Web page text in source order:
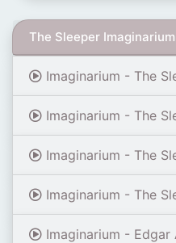
The Sleeper Imaginarium
Imaginarium - The
Imaginarium - The
Imaginarium - The
Imaginarium - The
Imaginarium - Edgar Allan Poe -Three poems